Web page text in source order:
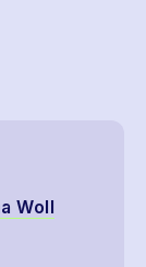
Woll